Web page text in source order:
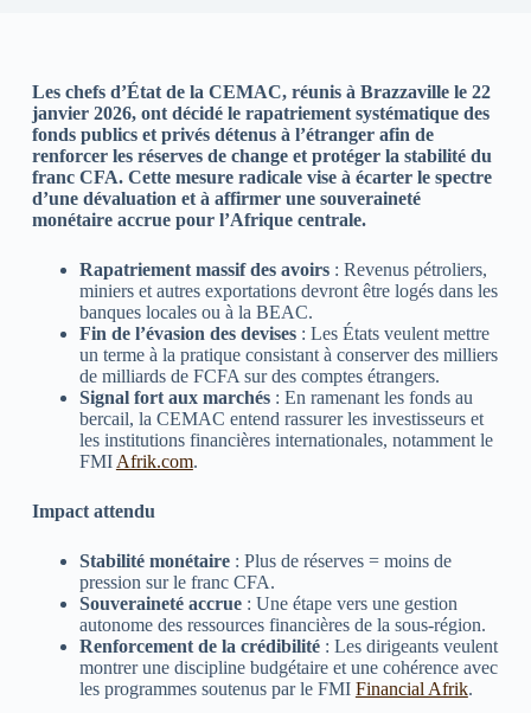
Les chefs d’État de la CEMAC, réunis à Brazzaville le 22
janvier 2026, ont décidé le rapatriement systématique des
fonds publics et privés détenus à l’étranger afin de
renforcer les réserves de change et protéger la stabilité du
franc CFA. Cette mesure radicale vise à écarter le spectre
d’une dévaluation et à affirmer une souveraineté
monétaire accrue pour l’Afrique centrale.
Rapatriement massif des avoirs: Revenus pétroliers,
miniers et autres exportations devront être logés dans les
banques locales ou à la BEAC.
Fin de l’évasion des devises: Les États veulent mettre
un terme à la pratique consistant à conserver des milliers
de milliards de FCFA sur des comptes étrangers.
Signal fort aux marchés: En ramenant les fonds au
bercail, la CEMAC entend rassurer les investisseurs et
les institutions financières internationales, notamment le
FMI Afrik.com.
Impact attendu
Stabilité monétaire: Plus de réserves = moins de
pression sur le franc CFA.
Souveraineté accrue: Une étape vers une gestion
autonome des ressources financières de la sous-région.
Renforcement de la crédibilité: Les dirigeants veulent
montrer une discipline budgétaire et une cohérence avec
les programmes soutenus par le FMI Financial Afrik.